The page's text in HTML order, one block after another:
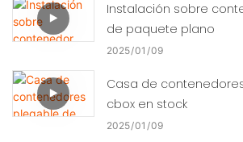
Instalación sobre
de paquete plano
2025 01 09
Casa de
cbox en stock
2025 01 09